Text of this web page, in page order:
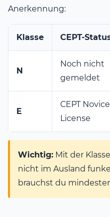
Anerkennung:
Klasse CEPT-
N
Noch nicht
gemeldet
E
CEPT Novice
License
Wichtig: Mit der
nicht im Ausland
brauchst du